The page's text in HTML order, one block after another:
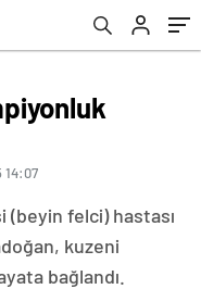
14:07
(beyin felci) hastası
kuzeni
bağlandı.